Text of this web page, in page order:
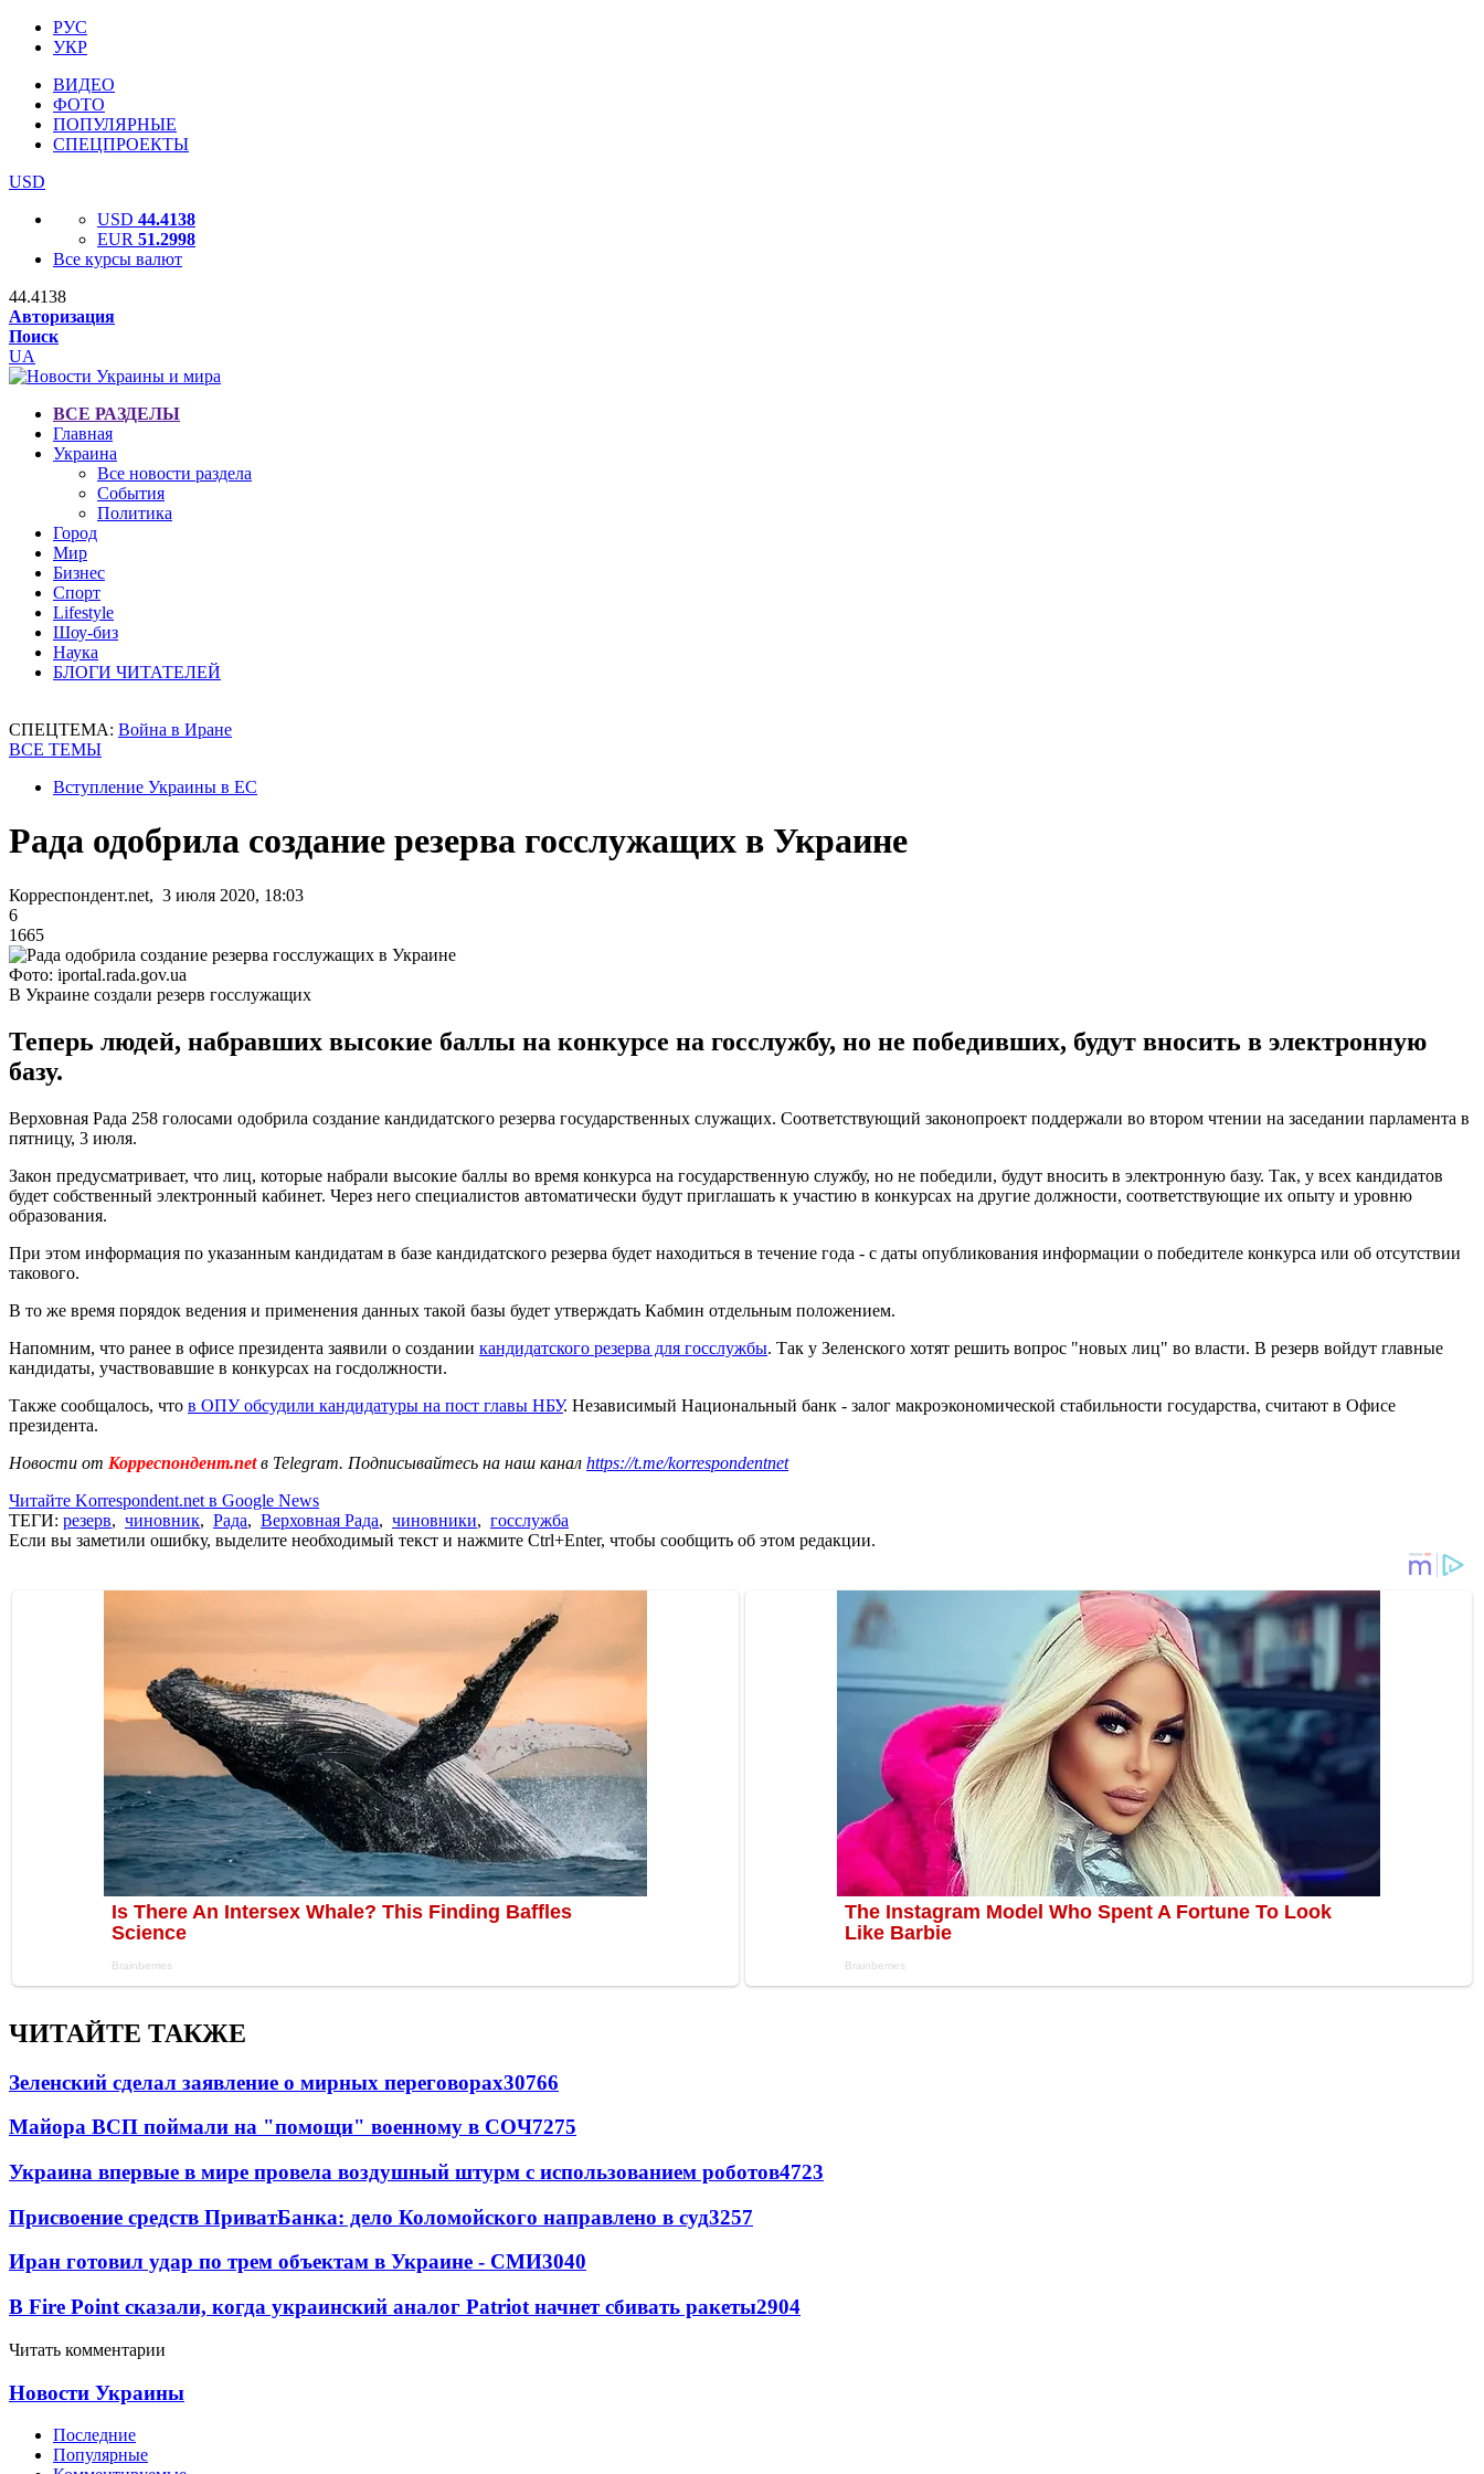
РУС
УКР
ВИДЕО
ФОТО
ПОПУЛЯРНЫЕ
СПЕЦПРОЕКТЫ
USD
USD 44.4138
EUR 51.2998
Все курсы валют
44.4138
Авторизация
Поиск
UA
ВСЕ РАЗДЕЛЫ
Главная
Украина
Все новости раздела
События
Политика
Город
Мир
Бизнес
Спорт
Lifestyle
Шоу-биз
Наука
БЛОГИ ЧИТАТЕЛЕЙ
СПЕЦТЕМА: Война в Иране
ВСЕ ТЕМЫ
Вступление Украины в ЕС
Рада одобрила создание резерва госслужащих в Украине
Корреспондент.net, 3 июля 2020, 18:03
6
1665
Фото: iportal.rada.gov.ua
В Украине создали резерв госслужащих
Теперь людей, набравших высокие баллы на конкурсе на госслужбу, но не победивших, будут вносить в электронную
базу.
Верховная Рада 258 голосами одобрила создание кандидатского резерва государственных служащих. Соответствующий законопроект поддержали во втором чтении на заседании парламента в
пятницу, 3 июля.
Закон предусматривает, что лиц, которые набрали высокие баллы во время конкурса на государственную службу, но не победили, будут вносить в электронную базу. Так, у всех кандидатов
будет собственный электронный кабинет. Через него специалистов автоматически будут приглашать к участию в конкурсах на другие должности, соответствующие их опыту и уровню
образования.
При этом информация по указанным кандидатам в базе кандидатского резерва будет находиться в течение года - с даты опубликования информации о победителе конкурса или об отсутствии
такового.
В то же время порядок ведения и применения данных такой базы будет утверждать Кабмин отдельным положением.
Напомним, что ранее в офисе президента заявили о создании кандидатского резерва для госслужбы. Так у Зеленского хотят решить вопрос "новых лиц" во власти. В резерв войдут главные
кандидаты, участвовавшие в конкурсах на госдолжности.
Также сообщалось, что в ОПУ обсудили кандидатуры на пост главы НБУ. Независимый Национальный банк - залог макроэкономической стабильности государства, считают в Офисе
президента.
Новости от Корреспондент.netв Telegram. Подписывайтесь на наш канал https://t.me/korrespondentnet
Читайте Korrespondent.net в Google News
ТЕГИ: резерв, чиновник, Рада, Верховная Рада, чиновники, госслужба
Если вы заметили ошибку, выделите необходимый текст и нажмите Ctrl+Enter, чтобы сообщить об этом редакции.
ЧИТАЙТЕ ТАКЖЕ
Зеленский сделал заявление о мирных переговорах30766
Майора ВСП поймали на "помощи" военному в СОЧ7275
Украина впервые в мире провела воздушный штурм с использованием роботов4723
Присвоение средств ПриватБанка: дело Коломойского направлено в суд3257
Иран готовил удар по трем объектам в Украине - СМИ3040
В Fire Point сказали, когда украинский аналог Patriot начнет сбивать ракеты2904
Читать комментарии
Новости Украины
Последние
Популярные